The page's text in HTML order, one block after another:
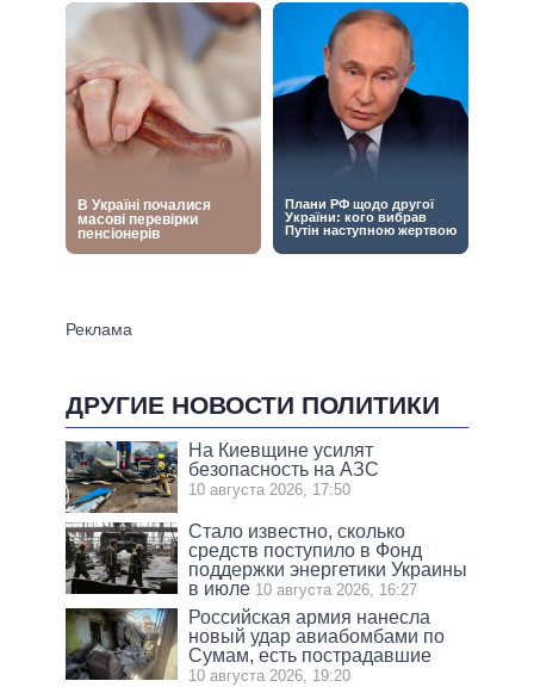
ДРУГИЕ НОВОСТИ ПОЛИТИКИ
На Киевщине усилят
безопасность на АЗС
10 августа 2026, 17:50
Стало известно, сколько
средств поступило в Фонд
поддержки энергетики Украины
в июле 10 августа 2026, 16:27
Российская армия нанесла
новый удар авиабомбами по
Сумам, есть пострадавшие
10 августа 2026, 19:20